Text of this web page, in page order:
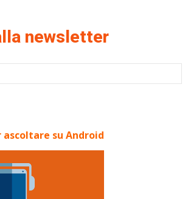
newsletter
ascoltare su Android